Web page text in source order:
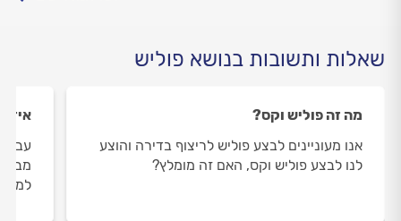
שאלות ותשובות בנושא פוליש
מה זה פוליש וקס?
אנו מעוניינים לבצע פוליש לריצוף בדירה והוצע
לנו לבצע פוליש וקס, האם זה מומלץ?